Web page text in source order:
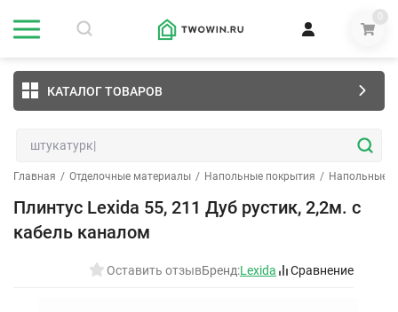
0
КАТАЛОГ ТОВАРОВ
Главная / Отделочные материалы / Напольные покрытия / Напольные
Плинтус Lexida 55, 211 Дуб рустик, 2,2м. с
кабель каналом
Оставить отзывБренд:Lexida Сравнение